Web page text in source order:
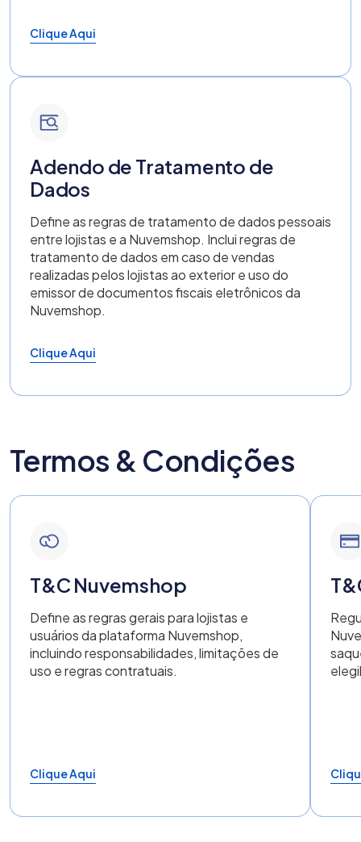
Clique Aqui
Adendo de Tratamento de
Dados
Define as regras de tratamento de dados pessoais
entre lojistas e a Nuvemshop. Inclui regras de
tratamento de dados em caso de vendas
realizadas pelos lojistas ao exterior e uso do
emissor de documentos fiscais eletrônicos da
Nuvemshop.
Clique Aqui
Termos & Condições
T&C Nuvemshop
Define as regras gerais para lojistas e
usuários da plataforma Nuvemshop,
incluindo responsabilidades, limitações de
uso e regras contratuais.
Clique Aqui